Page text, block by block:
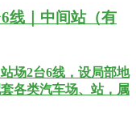
线｜中间站（有
场2台6线，设局部地
各类汽车场、站，属